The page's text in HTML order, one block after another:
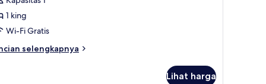
1 king
Wi-Fi Gratis
selengkapnya
Lihat harga